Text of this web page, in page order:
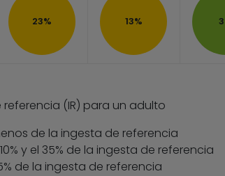
23% 13%
(IR) para un adulto
de la ingesta de referencia
y el 35% de la ingesta de referencia
de la ingesta de referencia